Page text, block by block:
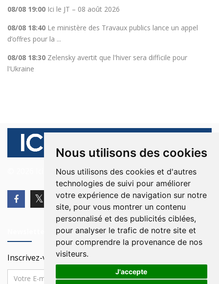
Nous utilisons des cookies
Nous utilisons des cookies et d'autres
technologies de suivi pour améliorer
votre expérience de navigation sur notre
site, pour vous montrer un contenu
personnalisé et des publicités ciblées,
pour analyser le trafic de notre site et
pour comprendre la provenance de nos
visiteurs.
J'accepte
08/08 19:00 Ici le JT – 08 août 2026
08/08 18:40 Le ministère des Travaux publics lance un appel
d’offres pour la ...
08/08 18:30 Zelensky avertit que l'hiver sera difficile pour
l'Ukraine
© 2026 Ici Beyrouth. Tous les droits sont réservés.
Inscrivez-vous à notre Newsletter